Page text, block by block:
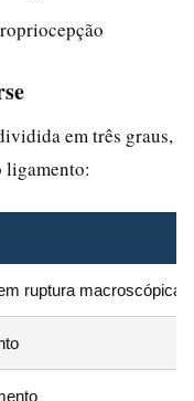
em três graus,
ligamento:
ruptura macroscópica